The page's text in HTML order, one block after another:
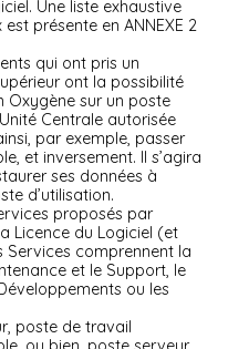
Une liste exhaustive
présente en ANNEXE 2
qui ont pris un
ont la possibilité
Oxygène sur un poste
Centrale autorisée
par exemple, passer
et inversement. Il s’agira
ses données à
d’utilisation.
proposés par
Licence du Logiciel (et
Services comprennent la
et le Support, le
ou les
poste de travail